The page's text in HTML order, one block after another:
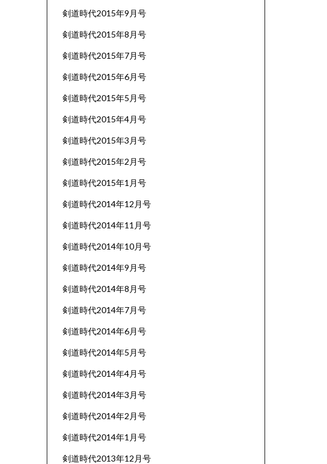
剣道時代2015年9月号
剣道時代2015年8月号
剣道時代2015年7月号
剣道時代2015年6月号
剣道時代2015年5月号
剣道時代2015年4月号
剣道時代2015年3月号
剣道時代2015年2月号
剣道時代2015年1月号
剣道時代2014年12月号
剣道時代2014年11月号
剣道時代2014年10月号
剣道時代2014年9月号
剣道時代2014年8月号
剣道時代2014年7月号
剣道時代2014年6月号
剣道時代2014年5月号
剣道時代2014年4月号
剣道時代2014年3月号
剣道時代2014年2月号
剣道時代2014年1月号
剣道時代2013年12月号